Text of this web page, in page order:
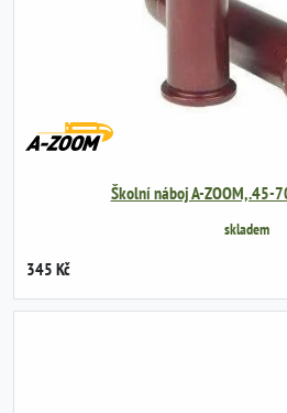
Školní náboj A-ZOOM, .45-
skladem
345 Kč